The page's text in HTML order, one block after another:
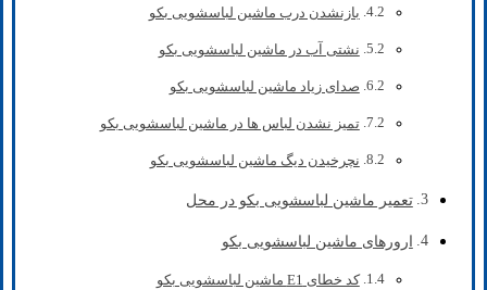
بازنشدن درب ماشین لباسشویی بکو
نشتی آب در ماشین لباسشویی بکو
صدای زیاد ماشین لباسشویی بکو
تمیز نشدن لباس ها در ماشین لباسشویی بکو
نچرخیدن دیگ ماشین لباسشویی بکو
تعمیر ماشین لباسشویی بکو در محل
ارورهای ماشین لباسشویی بکو
کد خطای E1 ماشین لباسشویی بکو